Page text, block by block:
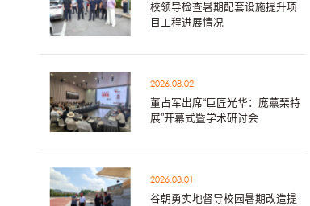
校领导检查暑期配套设施提升项
目工程进展情况
2026.08.02
董占军出席“巨匠光华：庞薰琹特
展”开幕式暨学术研讨会
2026.08.01
谷朝勇实地督导校园暑期改造提